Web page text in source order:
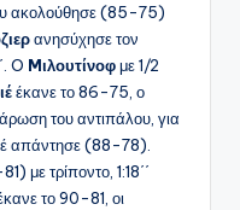
ακολούθησε (85-75)
ανησύχησε τον
O Mιλουτίνοφμε 1/2
έκανε το 86-75, ο
του αντιπάλου, για
απάντησε (88-78).
με τρίποντο, 1:18΄΄
το 90-81, οι